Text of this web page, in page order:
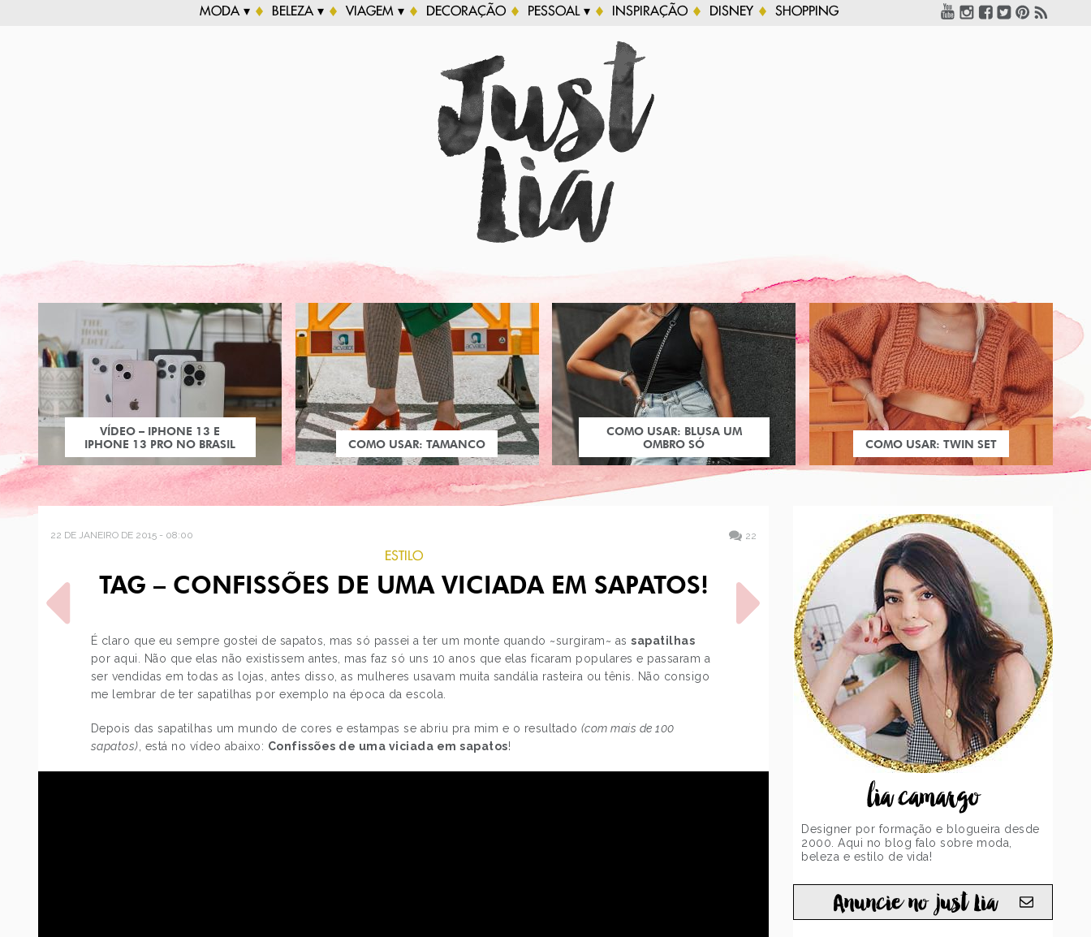
MODA ▾ BELEZA ▾ VIAGEM ▾ DECORAÇÃO PESSOAL ▾ INSPIRAÇÃO DISNEY SHOPPING
VÍDEO – IPHONE 13 E
IPHONE 13 PRO NO BRASIL
COMO USAR: TAMANCO
COMO USAR: BLUSA UM
OMBRO SÓ
COMO USAR: TWIN SET
22 DE JANEIRO DE 2015 - 08:00 22
ESTILO
TAG – CONFISSÕES DE UMA VICIADA EM SAPATOS!
É claro que eu sempre gostei de sapatos, mas só passei a ter um monte quando ~surgiram~ assapatilhas
por aqui. Não que elas não existissem antes, mas faz só uns 10 anos que elas ficaram populares e passaram a
ser vendidas em todas as lojas, antes disso, as mulheres usavam muita sandália rasteira ou tênis. Não consigo
me lembrar de ter sapatilhas por exemplo na época da escola.
Depois das sapatilhas um mundo de cores e estampas se abriu pra mim e o resultado (com mais de 100
sapatos) , está no vídeo abaixo: Confissões de uma viciada em sapatos!
POST ANTERIOR
PAIXÃO POR FOTOGRAFIA E
PRÓXIMO POST
lia camargo
Designer por formação e blogueira desde
2000. Aqui no blog falo sobre moda,
beleza e estilo de vida!
Anuncie no just Lia